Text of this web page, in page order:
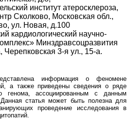
институт атеросклероза,
Сколково, Московская обл.,
ул. Новая, д.100
кардиологический научно-
Минздравсоцразвития
Черепковская 3-я ул., 15-а.
информация о феномене
а также приведены сведения о ряде
генома, ассоциированным с данным
статья может быть полезна для
проведение исследования в